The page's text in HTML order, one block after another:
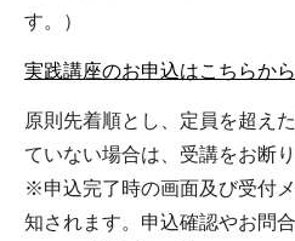
す。）
実践講座のお申込はこちらか
原則先着順とし、定員を超え
ていない場合は、受講をお断り
※申込完了時の画面及び受付
知されます。申込確認やお問